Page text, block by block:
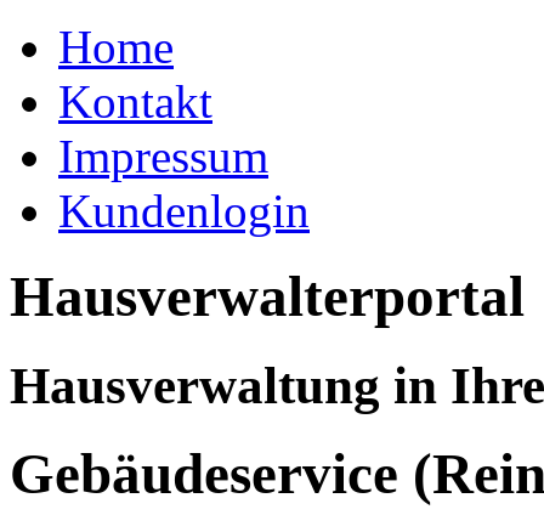
Home
Kontakt
Impressum
Kundenlogin
Hausverwalterportal
Hausverwaltung in
Gebäudeservice